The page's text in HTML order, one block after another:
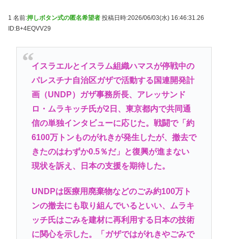
1 名前:押しボタン式の匿名希望者 投稿日時:2026/06/03(水) 16:46:31.26
ID:B+4EQVV29
イスラエルとイスラム組織ハマスが停戦中の
パレスチナ自治区ガザで活動する国連開発計
画（UNDP）ガザ事務所長、アレッサンド
ロ・ムラキッチ氏が2日、東京都内で共同通
信の単独インタビューに応じた。戦闘で「約
6100万トンものがれきが発生したが、撤去で
きたのはわずか0.5％だ」と復興が進まない
現状を訴え、日本の支援を期待した。
UNDPは医療用廃棄物などのごみ約100万ト
ンの撤去にも取り組んでいるといい、ムラキ
ッチ氏はごみを建材に再利用する日本の技術
に関心を示した。「ガザではがれきやごみで